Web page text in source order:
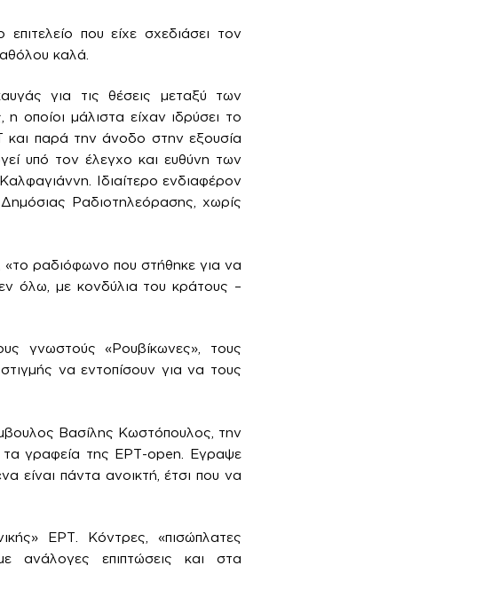
που είχε σχεδιάσει τον
καλά.
για τις θέσεις μεταξύ των
οποίοι μάλιστα είχαν ιδρύσει το
παρά την άνοδο στην εξουσία
υπό τον έλεγχο και ευθύνη των
Ιδιαίτερο ενδιαφέρον
Ραδιοτηλεόρασης, χωρίς
ραδιόφωνο που στήθηκε για να
εν όλω, με κονδύλια του κράτους –
γνωστούς «Ρουβίκωνες», τους
να εντοπίσουν για να τους
Βασίλης Κωστόπουλος, την
τα γραφεία της ΕΡΤ-open. Εγραψε
είναι πάντα ανοικτή, έτσι που να
ΕΡΤ. Κόντρες, «πισώπλατες
ανάλογες επιπτώσεις και στα